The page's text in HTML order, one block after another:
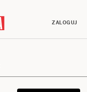
ZALOGUJ